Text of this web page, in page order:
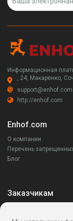
Информационная
, 24, Макаренко,
support@enhof.com
http://enhof.com
Enhof.com
О компании
Перечень
Блог
Заказчикам